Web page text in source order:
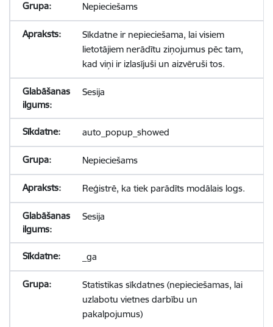
Nepieciešams
Sīkdatne ir nepieciešama, lai visiem
lietotājiem nerādītu ziņojumus pēc tam,
kad viņi ir izlasījuši un aizvēruši tos.
Sesija
auto_popup_showed
Nepieciešams
Reģistrē, ka tiek parādīts modālais logs.
Sesija
_ga
Statistikas sīkdatnes (nepieciešamas, lai
uzlabotu vietnes darbību un
pakalpojumus)